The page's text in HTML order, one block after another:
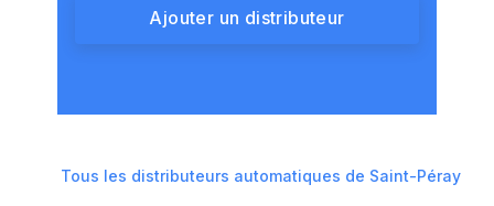
Ajouter un distributeur
Tous les distributeurs automatiques de Saint-Péray